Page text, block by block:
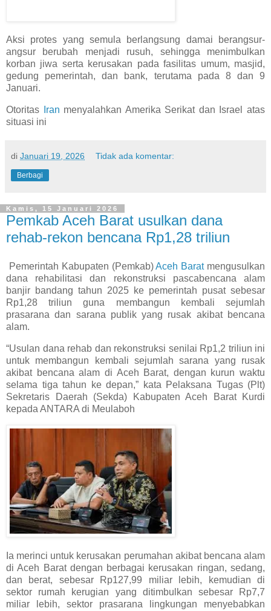
Aksi protes yang semula berlangsung damai berangsur-
angsur berubah menjadi rusuh, sehingga menimbulkan
korban jiwa serta kerusakan pada fasilitas umum, masjid,
gedung pemerintah, dan bank, terutama pada 8 dan 9
Januari.
Otoritas Iran menyalahkan Amerika Serikat dan Israel atas
situasi ini
di Januari 19, 2026 Tidak ada komentar:
Berbagi
Kamis, 15 Januari 2026
Pemkab Aceh Barat usulkan dana
rehab-rekon bencana Rp1,28 triliun
Pemerintah Kabupaten (Pemkab)Aceh Barat mengusulkan
dana rehabilitasi dan rekonstruksi pascabencana alam
banjir bandang tahun 2025 ke pemerintah pusat sebesar
Rp1,28 triliun guna membangun kembali sejumlah
prasarana dan sarana publik yang rusak akibat bencana
alam.
“Usulan dana rehab dan rekonstruksi senilai Rp1,2 triliun ini
untuk membangun kembali sejumlah sarana yang rusak
akibat bencana alam di Aceh Barat, dengan kurun waktu
selama tiga tahun ke depan,” kata Pelaksana Tugas (Plt)
Sekretaris Daerah (Sekda) Kabupaten Aceh Barat Kurdi
kepada ANTARA di Meulaboh
Ia merinci untuk kerusakan perumahan akibat bencana alam
di Aceh Barat dengan berbagai kerusakan ringan, sedang,
dan berat, sebesar Rp127,99 miliar lebih, kemudian di
sektor rumah kerugian yang ditimbulkan sebesar Rp7,7
miliar lebih, sektor prasarana lingkungan menyebabkan